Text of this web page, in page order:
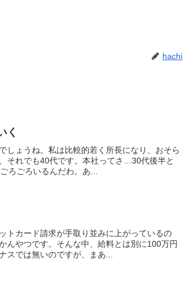
hachi
く
しょうね。私は比較的若く所長になり、おそら
それでも40代です。本社ってさ…30代後半と
ろごろいるんだわ。あ...
トカード請求が手取り並みに上がっているの
んやつです。そんな中、給料とは別に100万円
スでは無いのですが、まあ...